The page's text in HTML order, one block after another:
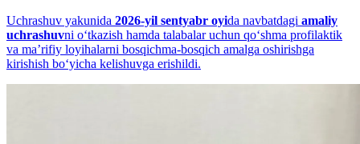
Uchrashuv yakunida 2026-yil sentyabr oyida navbatdagi amaliy
uchrashuvni o‘tkazish hamda talabalar uchun qo‘shma profilaktik
va maʼrifiy loyihalarni bosqichma-bosqich amalga oshirishga
kirishish bo‘yicha kelishuvga erishildi.